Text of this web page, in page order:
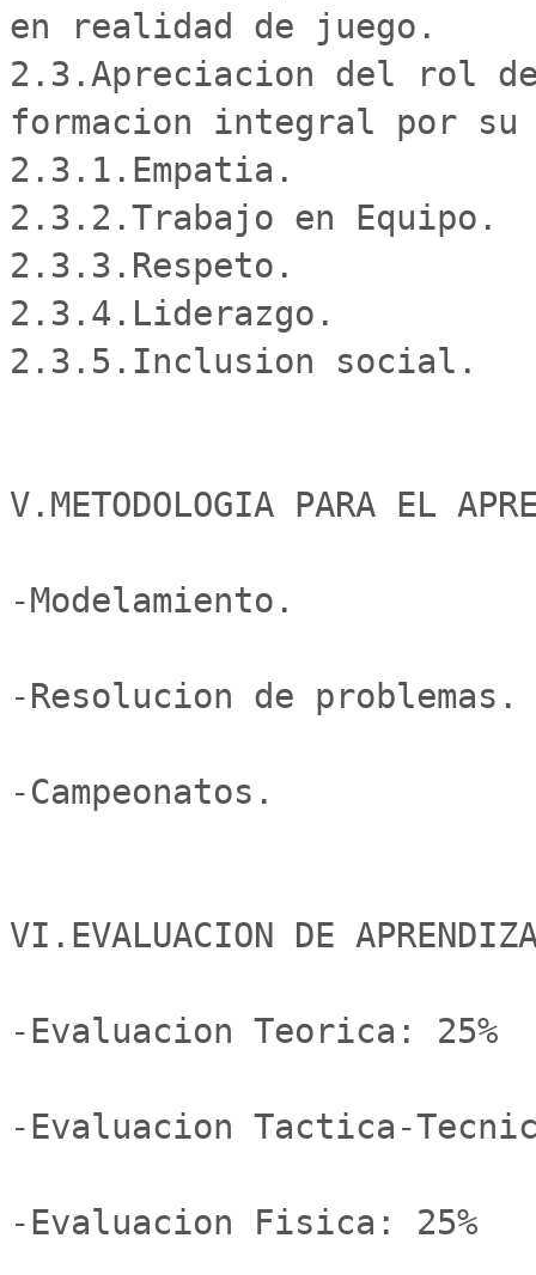
en realidad de juego.
2.3.Apreciacion del rol
formacion integral por
2.3.1.Empatia.
2.3.2.Trabajo en Equipo.
2.3.3.Respeto.
2.3.4.Liderazgo.
2.3.5.Inclusion social.
V.METODOLOGIA PARA EL
-Modelamiento.
-Resolucion de problemas.
-Campeonatos.
VI.EVALUACION DE
-Evaluacion Teorica: 25%
-Evaluacion Tactica-
-Evaluacion Fisica: 25%